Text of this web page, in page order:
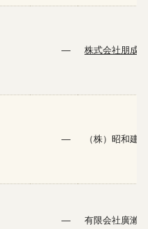
— 株式会社朋成
— （株）昭和建
— 有限会社廣瀨